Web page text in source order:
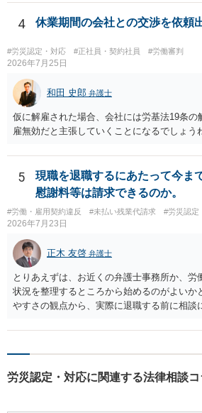
期間満了による退職は、業務労災への適用は
ください。 仮に会社が打切り補償をせずに
に、受け取れる金銭はありますでしょうか？
の安全配慮義務違反が認められると解されま
責任（治療費、通院慰謝料、入院費、入院慰
逸失利益等）が認められる可能性が高いと思
災での第三者行為傷害（同僚の不注意等によ
第三者の賠償責任も考えられます。 労災で
ら控除（損益相殺）されますが、それを超え
が・・・）。極めて専門的な話ですので、
の弁護士にご相談ください。 以上、ご参考ま
4 休業期間の会社との交渉を依頼
#労災認定・対応 #正社員・契約社員 #労働審判
2026年7月25日
和田 史郎 弁護士
仮に解雇された場合、会社には労基法19条の
雇無効だと主張していくことになるでしょう
5
現職を退職するにあたって今ま
慰謝料等は請求できるのか。
#労働・雇用契約違反 #未払い残業代請求 #労災認定
2026年7月23日
正木 友啓 弁護士
とりあえずは、お近くの弁護士事務所か、労
状況を整理するところから始めるのがよいか
やすさの観点から、実際に退職する前に相談
労災認定・対応に関連する法律相談コ